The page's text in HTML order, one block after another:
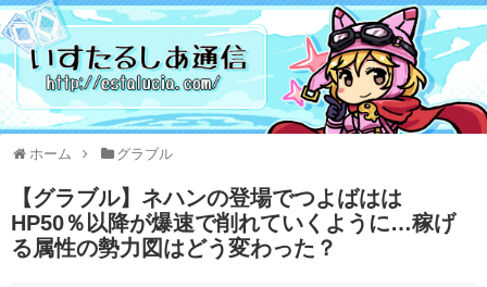
ホーム グラブル
【グラブル】ネハンの登場でつよばはは
HP50％以降が爆速で削れていくように…稼げ
る属性の勢力図はどう変わった？